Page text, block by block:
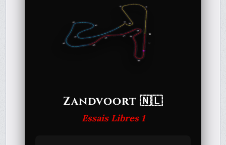
Zandvoort 🇳🇱
Essais Libres 1